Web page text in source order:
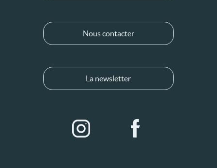
Nous contacter
La newsletter